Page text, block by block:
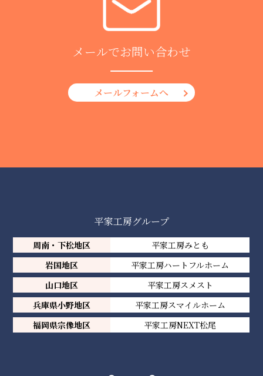
メールでお問い合わせ
メールフォームへ
平家工房グループ
周南・下松地区
平家工房みとも
岩国地区
平家工房ハートフルホーム
山口地区
平家工房スメスト
兵庫県小野地区
平家工房スマイルホーム
福岡県宗像地区
平家工房NEXT松尾